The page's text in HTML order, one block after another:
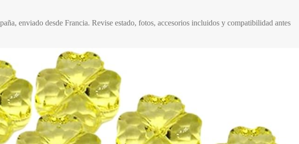
enviado desde Francia. Revise estado, fotos, accesorios incluidos y compatibilidad antes